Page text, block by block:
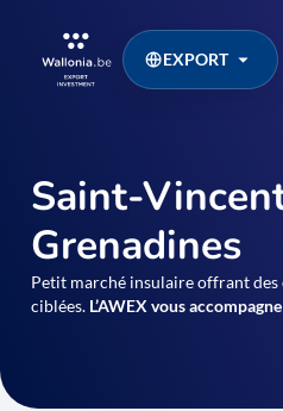
EXPORT
Saint-
Grenadines
Petit marché insulaire offrant
ciblées. L’AWEX vous accompagne